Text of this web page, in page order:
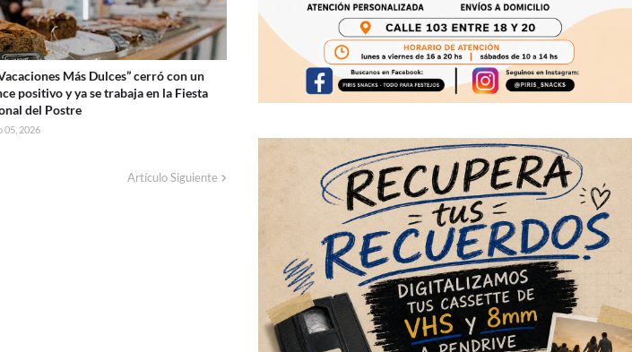
Más Dulces” cerró con un
positivo y ya se trabaja en la Fiesta
del Postre
05, 2026
Artículo Siguiente